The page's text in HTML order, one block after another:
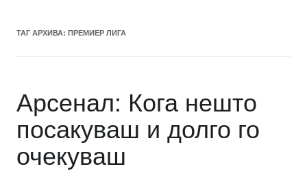
ТАГ АРХИВА: ПРЕМИЕР ЛИГА
Арсенал: Кога нешто
посакуваш и долго го
очекуваш